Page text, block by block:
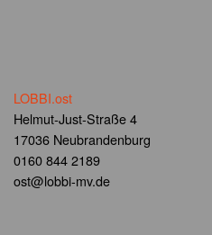
LOBBI.ost
Helmut-Just-Straße 4
17036 Neubrandenburg
0160 844 2189
ost@lobbi-mv.de